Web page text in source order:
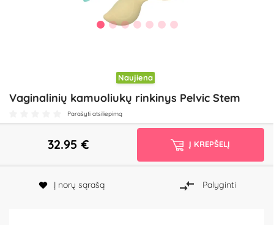
Naujiena
Vaginalinių kamuoliukų rinkinys Pelvic Stem
Parašyti atsiliepimą
32.95 € Į KREPŠELĮ
Į norų sąrašą Palyginti